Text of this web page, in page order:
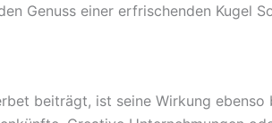
Genuss einer erfrischenden Kugel
beiträgt, ist seine Wirkung